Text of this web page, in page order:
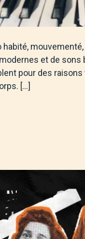
et de
pour des
[…]